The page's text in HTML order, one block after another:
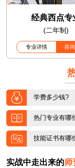
经典西点专
(二年制)
专业详情 咨
学费多少钱?
热门专业有哪
技能证书有哪
实战中走出来的师